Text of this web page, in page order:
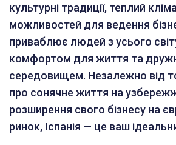
культурні традиції, теплий
можливостей для ведення
приваблює людей з усього
комфортом для життя та
середовищем. Незалежно від
про сонячне життя на
розширення свого бізнесу на
ринок, Іспанія — це ваш